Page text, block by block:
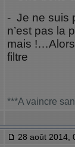
- Je ne suis
n’est pas la
mais
filtre
***A vaincre
28 août 2014,